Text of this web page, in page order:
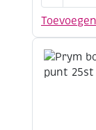
Toevoegen
met
25st
nr.20
aantal